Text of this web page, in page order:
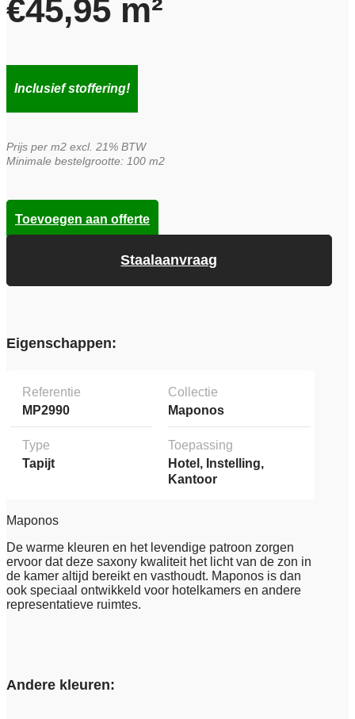
€45,95 m²
Inclusief stoffering!
Prijs per m2 excl. 21% BTW
Minimale bestelgrootte: 100 m2
Staalaanvraag
Toevoegen aan offerte
Eigenschappen:
Referentie
MP2990
Collectie
Maponos
Type
Tapijt
Toepassing
Hotel, Instelling,
Kantoor
Maponos
De warme kleuren en het levendige patroon zorgen
ervoor dat deze saxony kwaliteit het licht van de zon in
de kamer altijd bereikt en vasthoudt. Maponos is dan
ook speciaal ontwikkeld voor hotelkamers en andere
representatieve ruimtes.
Andere kleuren: